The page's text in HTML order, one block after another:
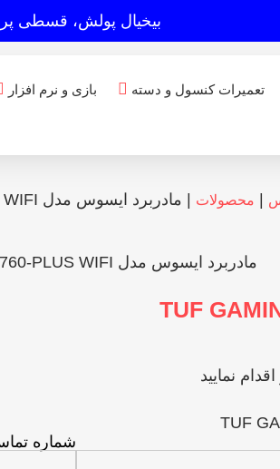
بیخیال پولش، قسطی
تعمیرات کنسول و دسته بازی و نرم افزار
محصولات مادربرد ایسوس مدل TUF GAMING B760-PLUS WIFI
نمایید
شماره